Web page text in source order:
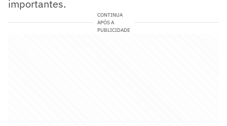
importantes.
CONTINUA
APÓS A
PUBLICIDADE